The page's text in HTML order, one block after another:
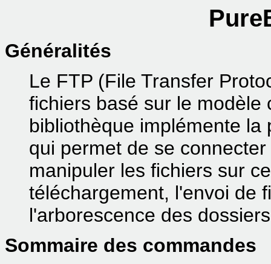
Généralités
Le FTP (File Transfer
fichiers basé sur le
bibliothèque implémente la
qui permet de se
manipuler les fichiers sur
téléchargement, l'envoi de
l'arborescence des
Sommaire des commandes